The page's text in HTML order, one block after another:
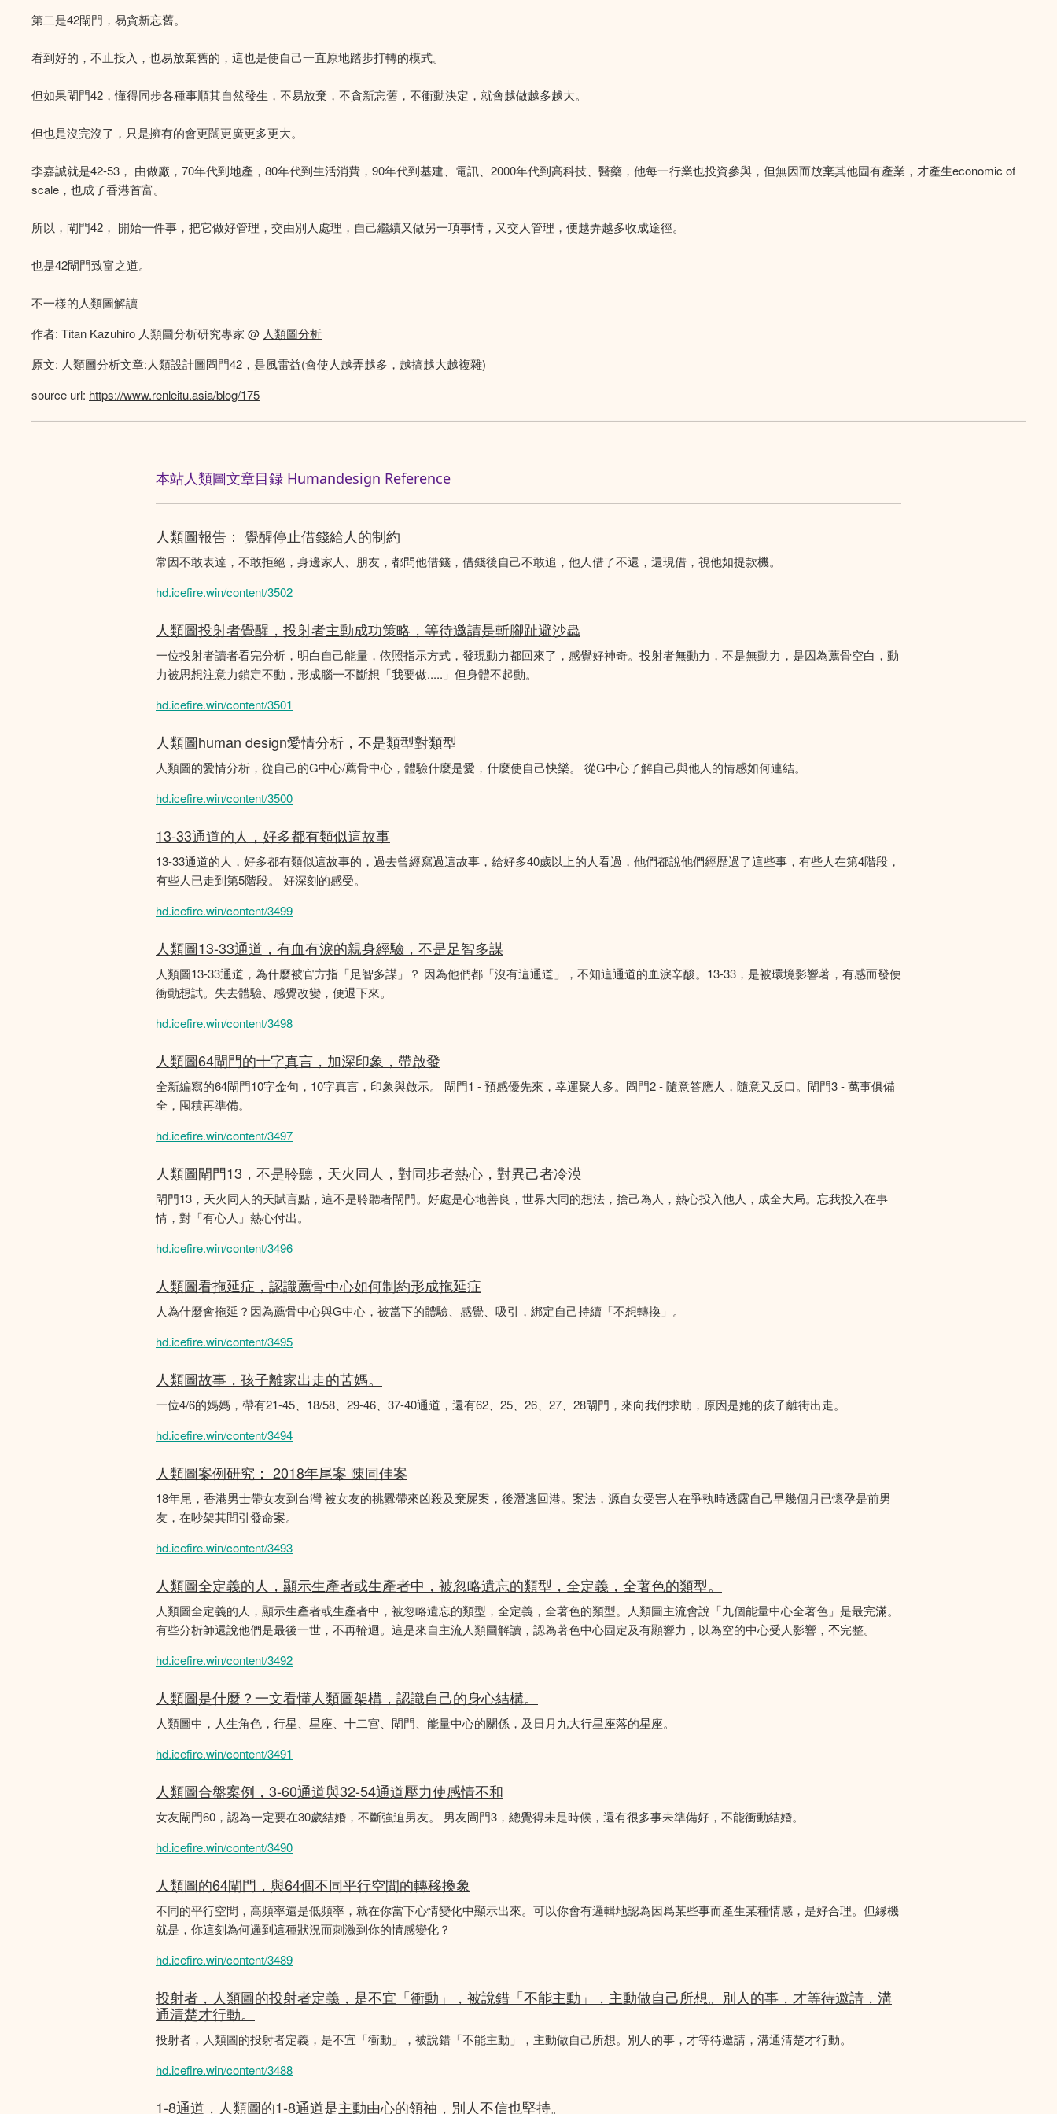
第二是42閘門，易貪新忘舊。
看到好的，不止投入，也易放棄舊的，這也是使自己一直原地踏步打轉的模式。
但如果閘門42，懂得同步各種事順其自然發生，不易放棄，不貪新忘舊，不衝動決定，就會越做越多越大。
但也是沒完沒了，只是擁有的會更闊更廣更多更大。
李嘉誠就是42-53， 由做廠，70年代到地產，80年代到生活消費，90年代到基建、電訊、2000年代到高科技、醫藥，他每一行業也投資參與，但無因而放棄其他固有產業，才產生economic of
scale，也成了香港首富。
所以，閘門42， 開始一件事，把它做好管理，交由別人處理，自己繼續又做另一項事情，又交人管理，便越弄越多收成途徑。
也是42閘門致富之道。
不一樣的人類圖解讀
作者: Titan Kazuhiro 人類圖分析研究專家 @ 人類圖分析
原文: 人類圖分析文章:人類設計圖閘門42，是風雷益(會使人越弄越多，越搞越大越複雜)
source url: https://www.renleitu.asia/blog/175
本站人類圖文章目録 Humandesign Reference
人類圖報告： 覺醒停止借錢給人的制約
常因不敢表達，不敢拒絕，身邊家人、朋友，都問他借錢，借錢後自己不敢追，他人借了不還，還現借，視他如提款機。
hd.icefire.win/content/3502
人類圖投射者覺醒，投射者主動成功策略，等待邀請是斬腳趾避沙蟲
一位投射者讀者看完分析，明白自己能量，依照指示方式，發現動力都回來了，感覺好神奇。投射者無動力，不是無動力，是因為薦骨空白，動
力被思想注意力鎖定不動，形成腦一不斷想「我要做.....」但身體不起動。
hd.icefire.win/content/3501
人類圖human design愛情分析，不是類型對類型
人類圖的愛情分析，從自己的G中心/薦骨中心，體驗什麼是愛，什麼使自己快樂。 從G中心了解自己與他人的情感如何連結。
hd.icefire.win/content/3500
13-33通道的人，好多都有類似這故事
13-33通道的人，好多都有類似這故事的，過去曾經寫過這故事，給好多40歲以上的人看過，他們都說他們經歴過了這些事，有些人在第4階段，
有些人已走到第5階段。 好深刻的感受。
hd.icefire.win/content/3499
人類圖13-33通道，有血有淚的親身經驗，不是足智多謀
人類圖13-33通道，為什麼被官方指「足智多謀」？ 因為他們都「沒有這通道」，不知這通道的血淚辛酸。13-33，是被環境影響著，有感而發便
衝動想試。失去體驗、感覺改變，便退下來。
hd.icefire.win/content/3498
人類圖64閘門的十字真言，加深印象，帶啟發
全新編寫的64閘門10字金句，10字真言，印象與啟示。 閘門1 - 預感優先來，幸運聚人多。閘門2 - 隨意答應人，隨意又反口。閘門3 - 萬事俱備
全，囤積再準備。
hd.icefire.win/content/3497
人類圖閘門13，不是聆聽，天火同人，對同步者熱心，對異己者冷漠
閘門13，天火同人的天賦盲點，這不是聆聽者閘門。好處是心地善良，世界大同的想法，捨己為人，熱心投入他人，成全大局。忘我投入在事
情，對「有心人」熱心付出。
hd.icefire.win/content/3496
人類圖看拖延症，認識薦骨中心如何制約形成拖延症
人為什麼會拖延？因為薦骨中心與G中心，被當下的體驗、感覺、吸引，綁定自己持續「不想轉換」。
hd.icefire.win/content/3495
人類圖故事，孩子離家出走的苦媽。
一位4/6的媽媽，帶有21-45、18/58、29-46、37-40通道，還有62、25、26、27、28閘門，來向我們求助，原因是她的孩子離街出走。
hd.icefire.win/content/3494
人類圖案例研究： 2018年尾案 陳同佳案
18年尾，香港男士帶女友到台灣 被女友的挑釁帶來凶殺及棄屍案，後潛逃回港。案法，源自女受害人在爭執時透露自己早幾個月已懷孕是前男
友，在吵架其間引發命案。
hd.icefire.win/content/3493
人類圖全定義的人，顯示生產者或生產者中，被忽略遺忘的類型，全定義，全著色的類型。
人類圖全定義的人，顯示生產者或生產者中，被忽略遺忘的類型，全定義，全著色的類型。人類圖主流會說「九個能量中心全著色」是最完滿。
有些分析師還說他們是最後一世，不再輪迴。這是來自主流人類圖解讀，認為著色中心固定及有顯響力，以為空的中心受人影響，𣎴完整。
hd.icefire.win/content/3492
人類圖是什麼？一文看懂人類圖架構，認識自己的身心結構。
人類圖中，人生角色，行星、星座、十二宫、閘門、能量中心的關係，及日月九大行星座落的星座。
hd.icefire.win/content/3491
人類圖合盤案例，3-60通道與32-54通道壓力使感情不和
女友閘門60，認為一定要在30歲結婚，不斷強迫男友。 男友閘門3，總覺得未是時候，還有很多事未準備好，不能衝動結婚。
hd.icefire.win/content/3490
人類圖的64閘門，與64個不同平行空間的轉移換象
不同的平行空間，高頻率還是低頻率，就在你當下心情變化中顯示出來。可以你會有邏輯地認為因爲某些事而產生某種情感，是好合理。但縁機
就是，你這刻為何邏到這種狀況而刺激到你的情感變化？
hd.icefire.win/content/3489
投射者，人類圖的投射者定義，是不宜「衝動」，被說錯「不能主動」，主動做自己所想。別人的事，才等待邀請，溝
通清楚才行動。
投射者，人類圖的投射者定義，是不宜「衝動」，被說錯「不能主動」，主動做自己所想。別人的事，才等待邀請，溝通清楚才行動。
hd.icefire.win/content/3488
1-8通道，人類圖的1-8通道是主動由心的領䄂，別人不信也堅持。